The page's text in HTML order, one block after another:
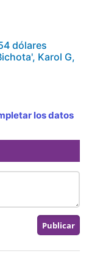
dólares
Karol G,
los datos